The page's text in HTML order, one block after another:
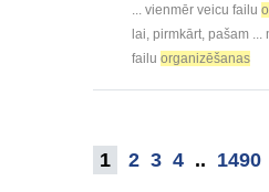
... vienmēr veicu failu
lai, pirmkārt, pašam ...
failu organizēšanas
1 2 3 4 .. 1490